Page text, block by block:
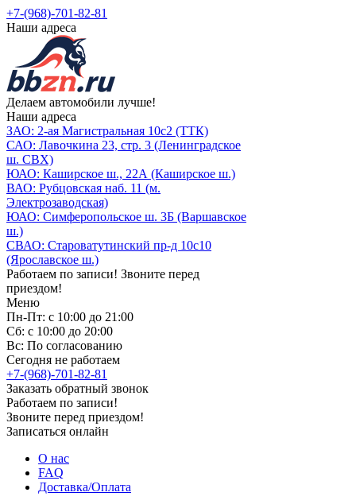
+7-(968)-701-82-81
Наши адреса
Делаем автомобили лучше!
Наши адреса
ЗАО: 2-ая Магистральная 10с2 (ТТК)
САО: Лавочкина 23, стр. 3 (Ленинградское
ш. СВХ)
ЮАО: Каширское ш., 22А (Каширское ш.)
ВАО: Рубцовская наб. 11 (м.
Электрозаводская)
ЮАО: Симферопольское ш. 3Б (Варшавское
ш.)
СВАО: Староватутинский пр-д 10с10
(Ярославское ш.)
Работаем по записи! Звоните перед
приездом!
Меню
Пн-Пт: с 10:00 до 21:00
Сб: с 10:00 до 20:00
Вс: По согласованию
Сегодня не работаем
+7-(968)-701-82-81
Заказать обратный звонок
Работаем по записи!
Звоните перед приездом!
Записаться онлайн
О нас
FAQ
Доставка/Оплата